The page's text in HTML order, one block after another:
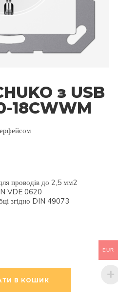
з USB
18CWWM
проводів до 2,5 мм2
VDE 0620
згідно DIN 49073
В КОШИК
EUR